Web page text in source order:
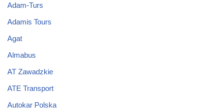
Adam-Turs
Adamis Tours
Agat
Almabus
AT Zawadzkie
ATE Transport
Autokar Polska